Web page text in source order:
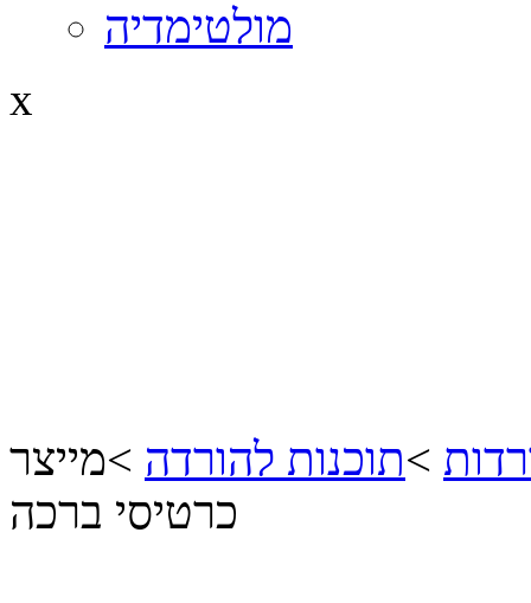
מולטימדיה
x
>תוכנות להורדה >מייצר
כרטיסי ברכה